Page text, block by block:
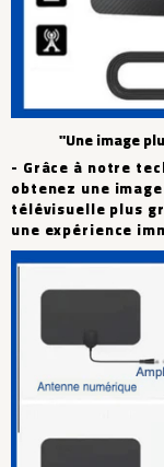
"Une image
- Grâce à notre
obtenez une
télévisuelle plus
une expérience